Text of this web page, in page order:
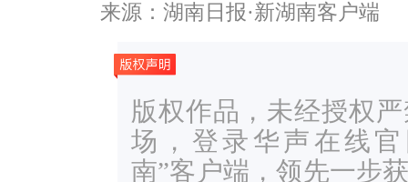
来源：湖南日报·新湖南客户端
版权作品，未经授权
场，登录华声在线官
南”客户端，领先一步